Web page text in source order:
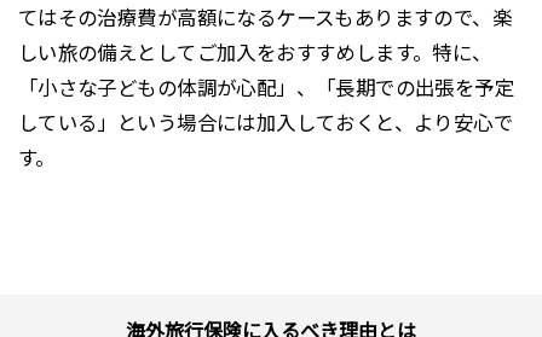
てはその治療費が高額になるケースもありますので、楽
しい旅の備えとしてご加入をおすすめします。特に、
「小さな子どもの体調が心配」、「長期での出張を予定
している」という場合には加入しておくと、より安心で
す。
海外旅行保険に入るべき理由とは